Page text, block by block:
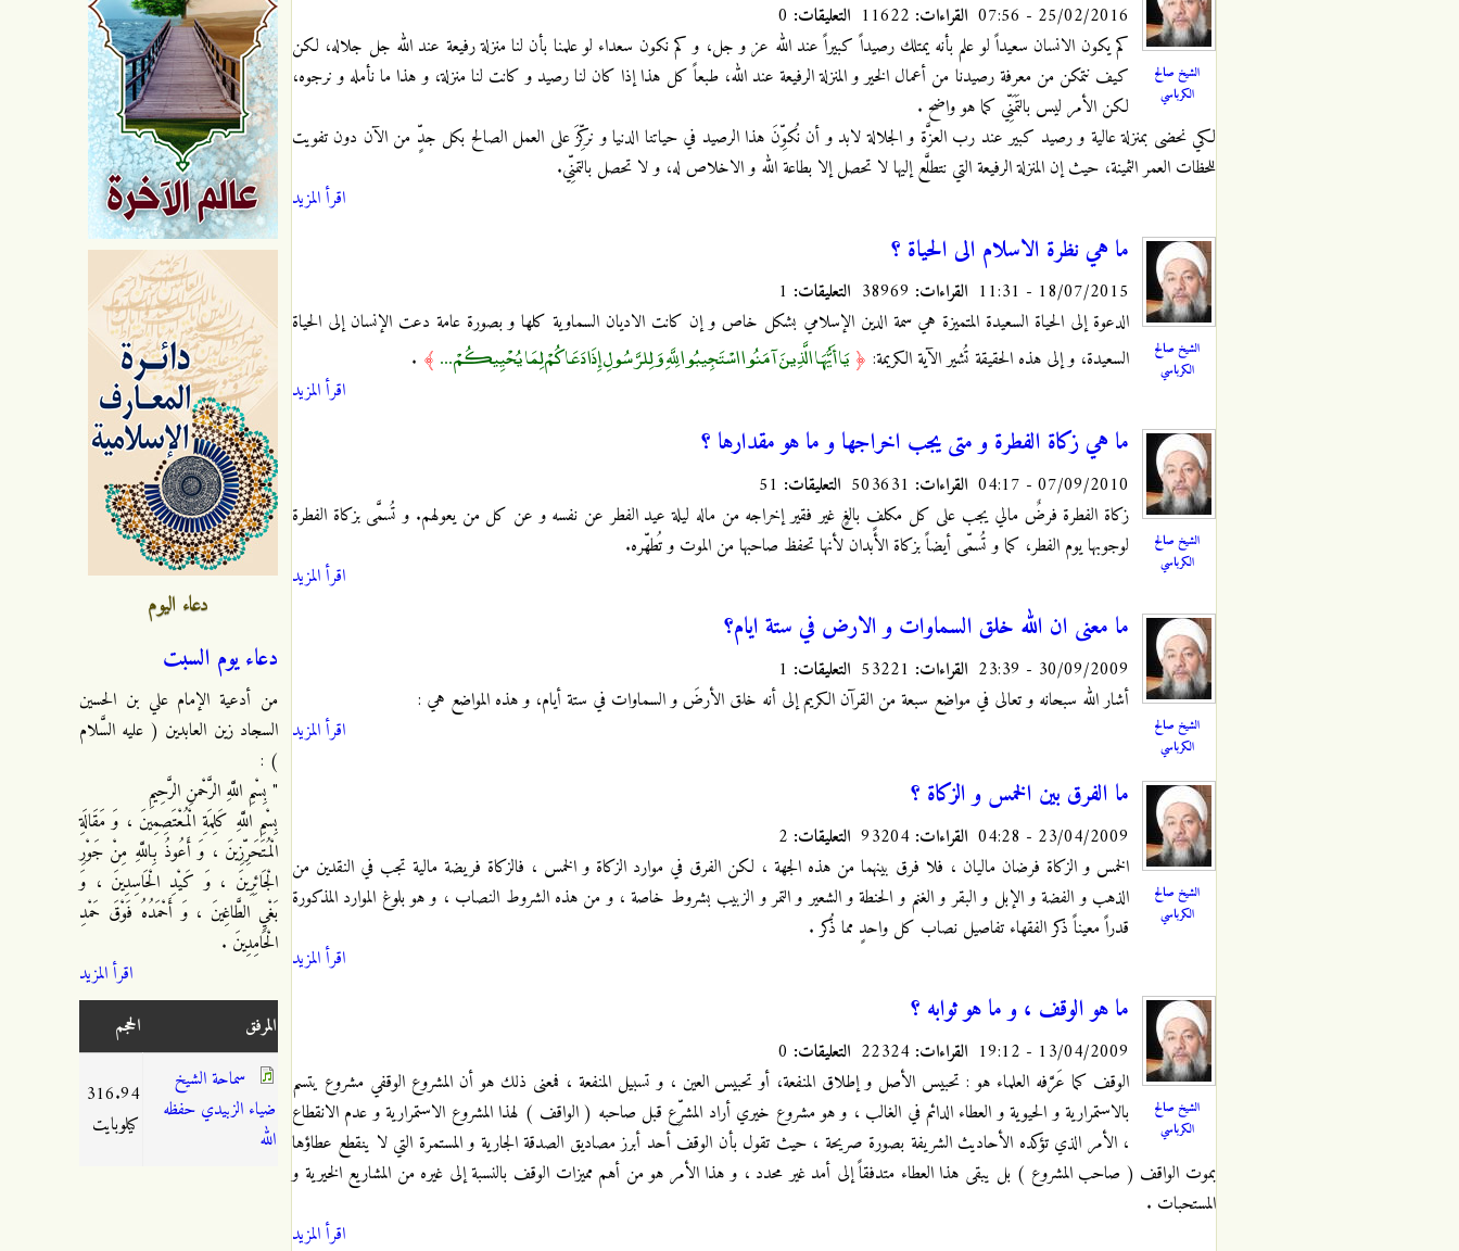
الشيخ صالح
الكرباسي
25/02/2016 - 07:56 القراءات: التعليقات:
كم يكون الانسان سعيداً لو علم بأنه يمتلك رصيداً كبيراً عند الله عز و جل، و كم نكون سعداء لو علمنا بأن لنا منزلة رفيعة عند الله جل جلاله، لكن
كيف نتمكن من معرفة رصيدنا من أعمال الخير و المنزلة الرفيعة عند الله، طبعاً كل هذا إذا كان لنا رصيد و كانت لنا منزلة، و هذا ما نأمله و نرجوه،
لكن الأمر ليس بالتَمَنِّي كما هو واضح .
لكي نحضى بمنزلة عالية و رصيد كبير عند رب العزَّة و الجلالة لابد و أن نُكوِّنَ هذا الرصيد في حياتنا الدنيا و نركِّزَ على العمل الصالح بكل جدٍّ من الآن دون تفويت
للحظات العمر الثمينة، حيث إن المنزلة الرفيعة التي نتطلَّع إليها لا تحصل إلا بطاعة الله و الاخلاص له، و لا تحصل بالتمنِّي.
اقرأ المزيد
الشيخ صالح
الكرباسي
ما هي نظرة الاسلام الى الحياة ؟
18/07/2015 - 11:31 القراءات: التعليقات:
الدعوة إلى الحياة السعيدة المتميزة هي سمة الدين الإسلامي بشكل خاص و إن كانت الاديان السماوية كلها و بصورة عامة دعت الإنسان إلى الحياة
السعيدة، و إلى هذه الحقيقة تُشير الآية الكريمة: ﴿ يَا أَيُّهَا الَّذِينَ آمَنُوا اسْتَجِيبُوا لِلَّهِ وَلِلرَّسُولِ إِذَا دَعَاكُمْ لِمَا يُحْيِيكُمْ ... ﴾ .
اقرأ المزيد
الشيخ صالح
الكرباسي
ما هي زكاة الفطرة و متى يجب اخراجها و ما هو مقدارها ؟
07/09/2010 - 04:17 القراءات: التعليقات:
زكاة الفطرة فرضٌ مالي يجب على كل مكلفٍ بالغٍ غير فقير إخراجه من ماله ليلة عيد الفطر عن نفسه و عن كل من يعولهم. و تُسمَّى بزكاة الفطرة
لوجوبها يوم الفطر، كما و تُسمّى أيضاً بزكاة الأبدان لأنها تحفظ صاحبها من الموت و تُطهّره.
اقرأ المزيد
الشيخ صالح
الكرباسي
ما معنى ان الله خلق السماوات و الارض في ستة ايام؟
30/09/2009 - 23:39 القراءات: التعليقات:
أشار الله سبحانه و تعالى في مواضع سبعة من القرآن الكريم إلى أنه خلق الأرضَ و السماوات في ستة أيام، و هذه المواضع هي :
اقرأ المزيد
الشيخ صالح
الكرباسي
ما الفرق بين الخمس و الزكاة ؟
23/04/2009 - 04:28 القراءات: التعليقات:
الخمس و الزكاة فرضان ماليان ، فلا فرق بينهما من هذه الجهة ، لكن الفرق في موارد الزكاة و الخمس ، فالزكاة فريضة مالية تجب في النقدين من
الذهب و الفضة و الإبل و البقر و الغنم و الحنطة و الشعير و التمر و الزبيب بشروط خاصة ، و من هذه الشروط النصاب ، و هو بلوغ الموارد المذكورة
قدراً معيناً ذكر الفقهاء تفاصيل نصاب كل واحدٍ مما ذُكر .
اقرأ المزيد
الشيخ صالح
الكرباسي
ما هو الوقف ، و ما هو ثوابه ؟
13/04/2009 - 19:12 القراءات: التعليقات:
الوقف كما عَرَّفه العلماء هو : تحبيس الأصل و إطلاق المنفعة، أو تحبيس العين ، و تسبيل المنفعة ، فمعنى ذلك هو أن المشروع الوقفي مشروع يتسم
بالاستمرارية و الحيوية و العطاء الدائم في الغالب ، و هو مشروع خيري أراد المشرِّع قبل صاحبه ( الواقف ) لهذا المشروع الاستمرارية و عدم الانقطاع
، الأمر الذي تؤكده الأحاديث الشريفة بصورة صريحة ، حيث تقول بأن الوقف أحد أبرز مصاديق الصدقة الجارية و المستمرة التي لا ينقطع عطاؤها
بموت الواقف ( صاحب المشروع ) بل يبقى هذا العطاء متدفقاً إلى أمد غير محدد ، و هذا الأمر هو من أهم مميزات الوقف بالنسبة إلى غيره من المشاريع الخيرية و
المستحبات .
اقرأ المزيد
دعاء اليوم
دعاء يوم السبت
من أدعية الإمام علي بن الحسين
السجاد زين العابدين ( عليه السَّلام
) :
" بِسْمِ اللَّهِ الرَّحْمنِ الرَّحِيمِ
بِسْمِ اللَّهِ كَلِمَةِ الْمُعْتَصِمِينَ ، وَ مَقَالَةِ
الْمُتَحَرِّزِينَ ، وَ أَعُوذُ بِاللَّهِ مِنْ جَوْرِ
الْجَائِرِينَ ، وَ كَيْدِ الْحَاسِدِينَ ، وَ
بَغْيِ الطَّاغِينَ ، وَ أَحْمَدُهُ فَوْقَ حَمْدِ
الْحَامِدِينَ .
اقرأ المزيد
المرفق
الحجم
سماحة الشيخ
ضياء الزبيدي حفظه
الله
316.94
كيلوبايت